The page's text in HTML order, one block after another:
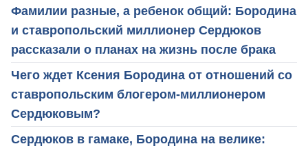
Фамилии разные, а ребенок общий: Бородина
и ставропольский миллионер Сердюков
рассказали о планах на жизнь после брака
Чего ждет Ксения Бородина от отношений со
ставропольским блогером-миллионером
Сердюковым?
Сердюков в гамаке, Бородина на велике: